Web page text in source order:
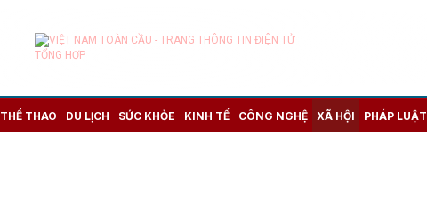
THỂ THAO DU LỊCH SỨC KHỎE KINH TẾ CÔNG NGHỆ XÃ HỘI PHÁP LUẬT